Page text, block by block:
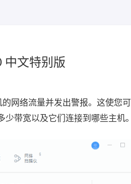
中文特别版
网络流量并发出警报。这使您
带宽以及它们连接到哪些主机。